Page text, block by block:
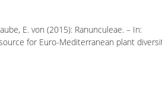
E. von (2015): Ranunculeae. – In:
for Euro-Mediterranean plant